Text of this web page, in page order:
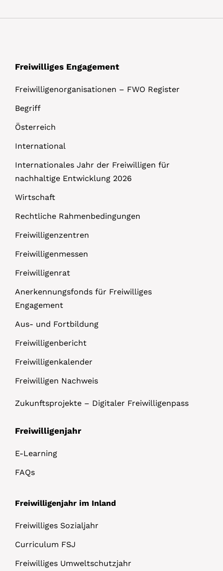
Freiwilliges Engagement
Freiwilligenorganisationen – FWO Register
Begriff
Österreich
International
Internationales Jahr der Freiwilligen für
nachhaltige Entwicklung 2026
Wirtschaft
Rechtliche Rahmenbedingungen
Freiwilligenzentren
Freiwilligenmessen
Freiwilligenrat
Anerkennungsfonds für Freiwilliges
Engagement
Aus- und Fortbildung
Freiwilligenbericht
Freiwilligenkalender
Freiwilligen Nachweis
Zukunftsprojekte – Digitaler Freiwilligenpass
Freiwilligenjahr
E-Learning
FAQs
Freiwilligenjahr im Inland
Freiwilliges Sozialjahr
Curriculum FSJ
Freiwilliges Umweltschutzjahr